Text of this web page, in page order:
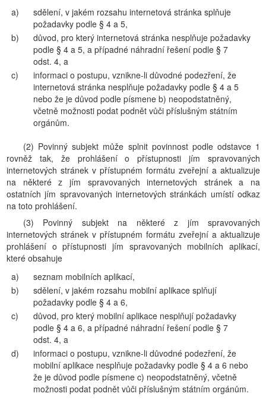
a)
sdělení, v jakém rozsahu internetová stránka splňuje
požadavky podle § 4 a 5,
b)
důvod, pro který internetová stránka nesplňuje požadavky
podle § 4 a 5, a případné náhradní řešení podle § 7
odst. 4, a
c)
informaci o postupu, vznikne-li důvodné podezření, že
internetová stránka nesplňuje požadavky podle § 4 a 5
nebo že je důvod podle písmene b) neopodstatněný,
včetně možnosti podat podnět vůči příslušným státním
orgánům.
(2) Povinný subjekt může splnit povinnost podle odstavce 1
rovněž tak, že prohlášení o přístupnosti jím spravovaných
internetových stránek v přístupném formátu zveřejní a aktualizuje
na některé z jím spravovaných internetových stránek a na
ostatních jím spravovaných internetových stránkách umístí odkaz
na toto prohlášení.
(3) Povinný subjekt na některé z jím spravovaných
internetových stránek v přístupném formátu zveřejní a aktualizuje
prohlášení o přístupnosti jím spravovaných mobilních aplikací,
které obsahuje
a)
seznam mobilních aplikací,
b)
sdělení, v jakém rozsahu mobilní aplikace splňují
požadavky podle § 4 a 6,
c)
důvod, pro který mobilní aplikace nesplňují požadavky
podle § 4 a 6, a případné náhradní řešení podle § 7
odst. 4, a
d)
informaci o postupu, vznikne-li důvodné podezření, že
mobilní aplikace nesplňuje požadavky podle § 4 a 6 nebo
že je důvod podle písmene c) neopodstatněný, včetně
možnosti podat podnět vůči příslušným státním orgánům.